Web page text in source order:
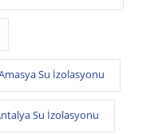
Su İzolasyonu
Su İzolasyonu